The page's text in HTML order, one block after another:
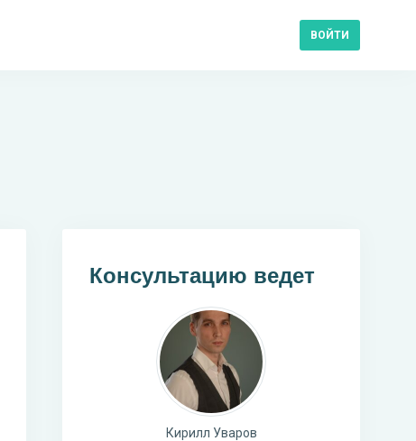
ВОЙТИ
Консультацию ведет
Кирилл Уваров